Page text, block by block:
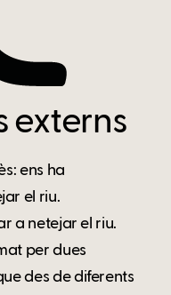
externs
ens ha
el riu.
a netejar el riu.
per dues
des de diferents